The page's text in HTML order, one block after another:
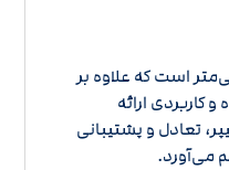
محصول 1.5 سانتی‌متر است که علاوه بر
کاربردی ارائه
تعادل و پشتیبانی
می‌آورد.